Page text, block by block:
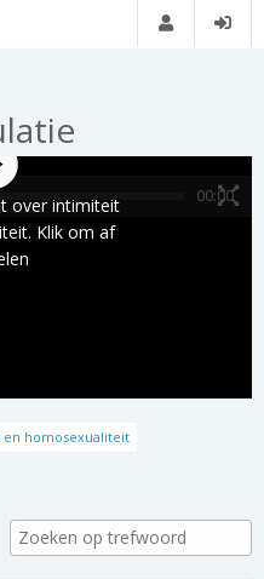
00:00
homosexualiteit